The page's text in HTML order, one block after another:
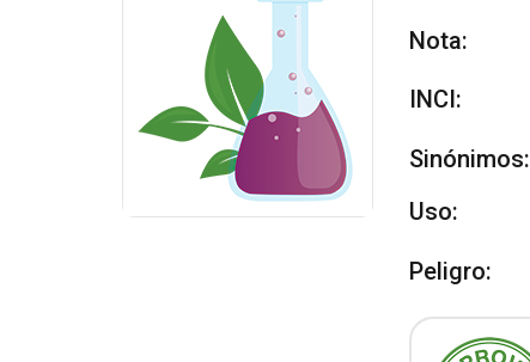
Nota:
INCI:
Sinónimos:
Uso:
Peligro: